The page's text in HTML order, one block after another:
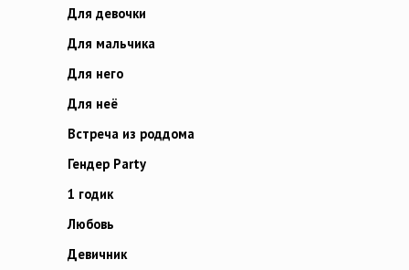
Для девочки
Для мальчика
Для него
Для неё
Встреча из роддома
Гендер Party
1 годик
Любовь
Девичник